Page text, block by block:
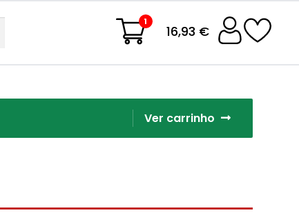
1
16,93 €
Ver carrinho